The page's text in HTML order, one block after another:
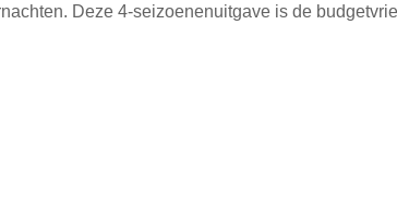
Deze 4-seizoenenuitgave is de